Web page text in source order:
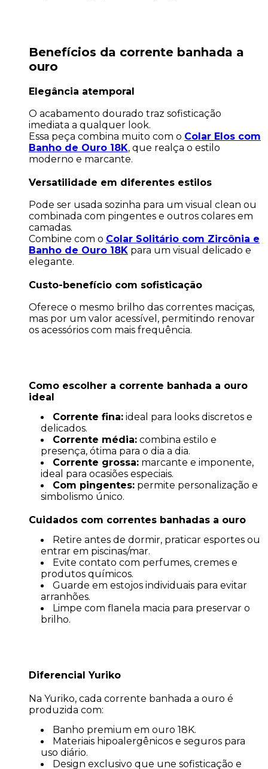
Benefícios da corrente banhada a
ouro
Elegância atemporal
O acabamento dourado traz sofisticação
imediata a qualquer look.
Essa peça combina muito com o Colar Elos com
Banho de Ouro 18K, que realça o estilo
moderno e marcante.
Versatilidade em diferentes estilos
Pode ser usada sozinha para um visual clean ou
combinada com pingentes e outros colares em
camadas.
Combine com o Colar Solitário com Zircônia e
Banho de Ouro 18K para um visual delicado e
elegante.
Custo-benefício com sofisticação
Oferece o mesmo brilho das correntes maciças,
mas por um valor acessível, permitindo renovar
os acessórios com mais frequência.
Como escolher a corrente banhada a ouro
ideal
Corrente fina: ideal para looks discretos e
delicados.
Corrente média: combina estilo e
presença, ótima para o dia a dia.
Corrente grossa: marcante e imponente,
ideal para ocasiões especiais.
Com pingentes: permite personalização e
simbolismo único.
Cuidados com correntes banhadas a ouro
Retire antes de dormir, praticar esportes ou
entrar em piscinas/mar.
Evite contato com perfumes, cremes e
produtos químicos.
Guarde em estojos individuais para evitar
arranhões.
Limpe com flanela macia para preservar o
brilho.
Diferencial Yuriko
Na Yuriko, cada corrente banhada a ouro é
produzida com:
Banho premium em ouro 18K.
Materiais hipoalergênicos e seguros para
uso diário.
Design exclusivo que une sofisticação e